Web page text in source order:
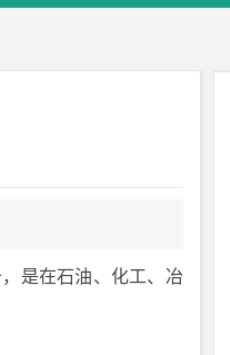
是在石油、化工、冶